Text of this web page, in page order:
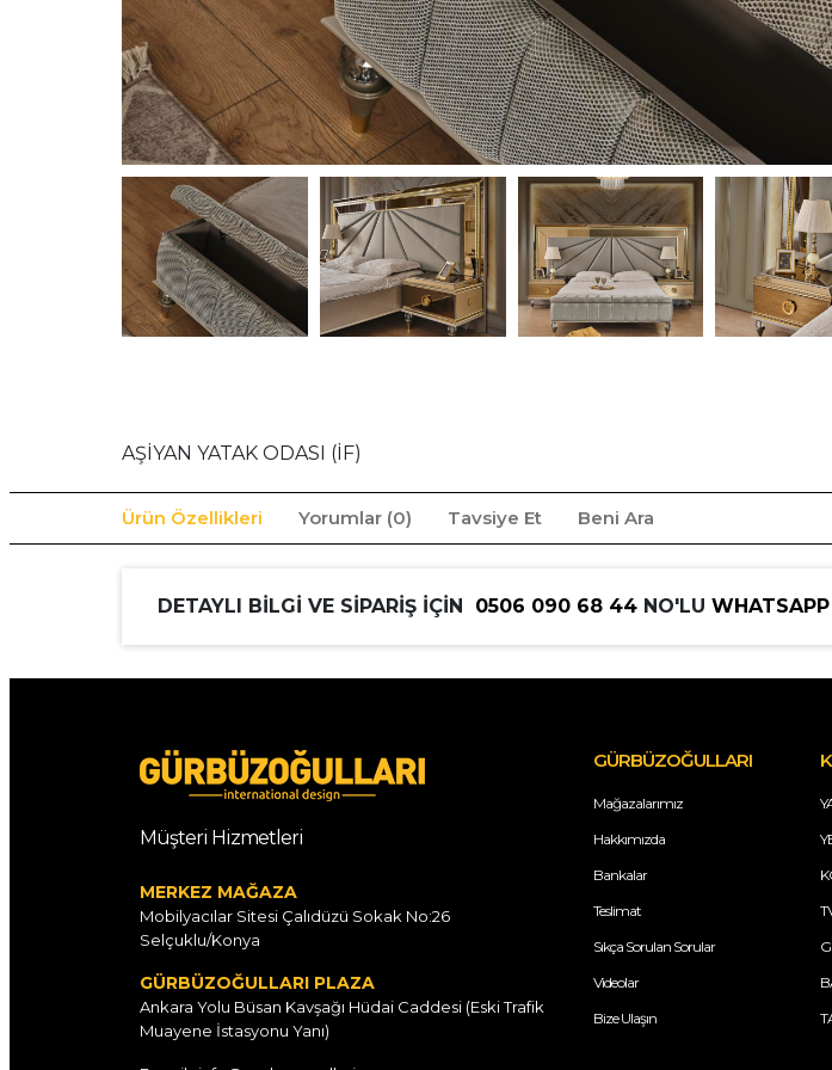
AŞİYAN YATAK ODASI (İF)
Ürün Özellikleri Yorumlar (0) Tavsiye Et Beni Ara
DETAYLI BİLGİ VE SİPARİŞ İÇİN 0506 090 68 44 NO'LU WHATSAPP
Müşteri Hizmetleri
MERKEZ MAĞAZA
Mobilyacılar Sitesi Çalıdüzü Sokak No:26
Selçuklu/Konya
GÜRBÜZOĞULLARI PLAZA
Ankara Yolu Büsan Kavşağı Hüdai Caddesi (Eski Trafik
Muayene İstasyonu Yanı)
GÜRBÜZOĞULLARI
Mağazalarımız
Hakkımızda
Bankalar
Teslimat
Sıkça Sorulan Sorular
Videolar
Bize Ulaşın